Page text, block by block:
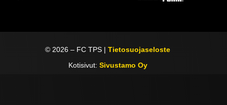
©2026 – FC TPS |Tietosuojaseloste
Kotisivut: Sivustamo Oy